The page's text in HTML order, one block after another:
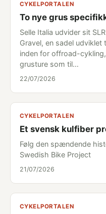
CYKELPORTALEN
To nye grus
Selle Italia udvider sit
Gravel, en sadel
inden for offroad-
grusture som til…
22/07/2026
CYKELPORTALEN
Et svensk kulfiber
Følg den spændende
Swedish Bike Project
21/07/2026
CYKELPORTALEN